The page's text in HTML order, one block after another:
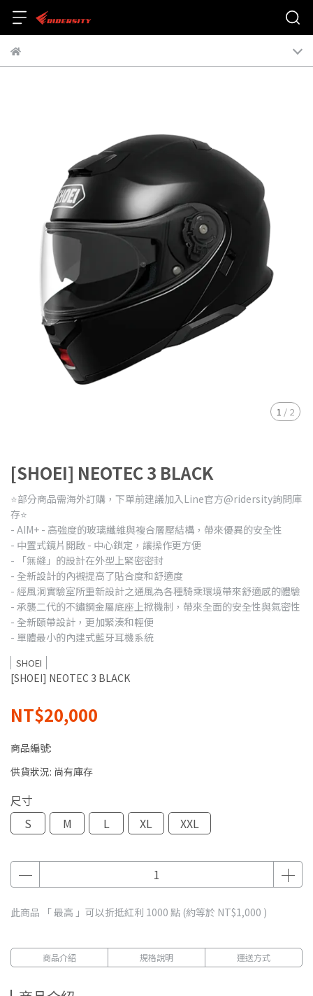
1 / 2
[SHOEI] NEOTEC 3 BLACK
⭐️部分商品需海外訂購，下單前建議加入Line官方@ridersity詢問庫
存⭐️
- AIM+ - 高強度的玻璃纖維與複合層壓結構，帶來優異的安全性
- 中置式鏡片開啟 - 中心鎖定，讓操作更方便
- 「無縫」的設計在外型上緊密密封
- 全新設計的內襯提高了貼合度和舒適度
- 經風洞實驗室所重新設計之通風為各種騎乘環境帶來舒適感的體驗
- 承襲二代的不鏽鋼金屬底座上掀機制，帶來全面的安全性與氣密性
- 全新頤帶設計，更加緊湊和輕便
- 單體最小的內建式藍牙耳機系統
SHOEI
[SHOEI] NEOTEC 3 BLACK
NT$20,000
商品編號:
供貨狀況: 尚有庫存
尺寸
S
M L XL XXL
此商品 「 最高 」可以折抵紅利 1000 點 (約等於 NT$1,000 )
商品介紹 規格說明 運送方式